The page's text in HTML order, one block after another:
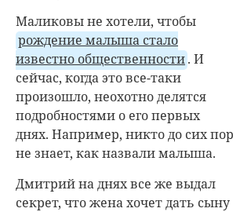
Маликовы не хотели, чтобы
рождение малыша стало
известно общественности. И
сейчас, когда это все-таки
произошло, неохотно делятся
подробностями о его первых
днях. Например, никто до сих пор
не знает, как назвали малыша.
Дмитрий на днях все же выдал
секрет, что жена хочет дать сыну